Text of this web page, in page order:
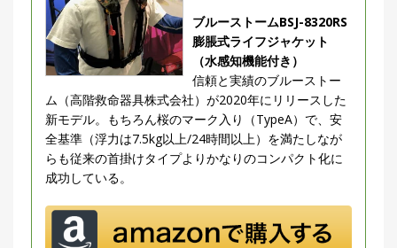
ブルーストームBSJ-8320RS
膨脹式ライフジャケット
（水感知機能付き）
信頼と実績のブルーストー
ム（高階救命器具株式会社）が2020年にリリースした
新モデル。もちろん桜のマーク入り（TypeA）で、安
全基準（浮力は7.5kg以上/24時間以上）を満たしなが
らも従来の首掛けタイプよりかなりのコンパクト化に
成功している。